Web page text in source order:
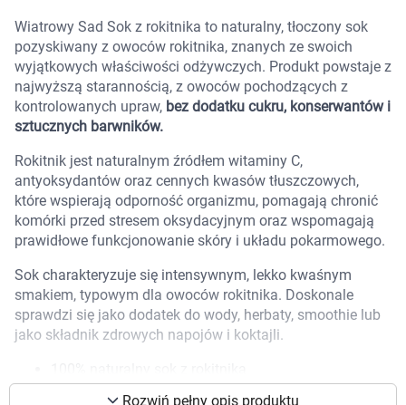
preferencji. Więcej informacji znajdziesz w
Marki
Wiatrowy Sad Sok z rokitnika to naturalny, tłoczony sok
pozyskiwany z owoców rokitnika, znanych ze swoich
wyjątkowych właściwości odżywczych. Produkt powstaje z
najwyższą starannością, z owoców pochodzących z
kontrolowanych upraw, bez dodatku cukru, konserwantów i
sztucznych barwników.
Rokitnik jest naturalnym źródłem witaminy C,
antyoksydantów oraz cennych kwasów tłuszczowych,
które wspierają odporność organizmu, pomagają chronić
komórki przed stresem oksydacyjnym oraz wspomagają
prawidłowe funkcjonowanie skóry i układu pokarmowego.
Sok charakteryzuje się intensywnym, lekko kwaśnym
smakiem, typowym dla owoców rokitnika. Doskonale
sprawdzi się jako dodatek do wody, herbaty, smoothie lub
jako składnik zdrowych napojów i koktajli.
Bez dodatku cukru i konserwantów
Rozwiń pełny opis produktu